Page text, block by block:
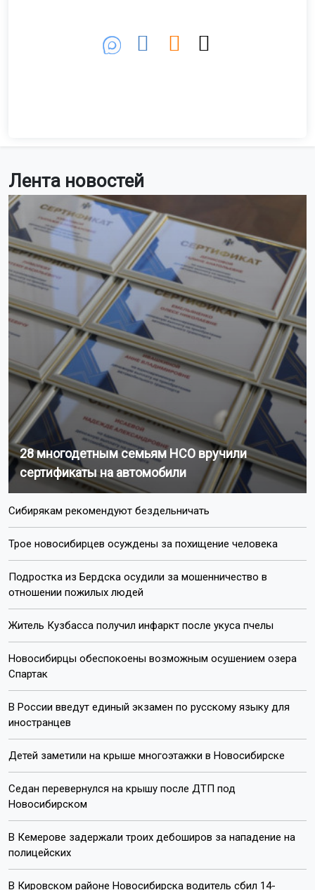
Лента новостей
28 многодетным семьям НСО вручили
сертификаты на автомобили
Сибирякам рекомендуют бездельничать
Трое новосибирцев осуждены за похищение человека
Подростка из Бердска осудили за мошенничество в
отношении пожилых людей
Житель Кузбасса получил инфаркт после укуса пчелы
Новосибирцы обеспокоены возможным осушением озера
Спартак
В России введут единый экзамен по русскому языку для
иностранцев
Детей заметили на крыше многоэтажки в Новосибирске
Седан перевернулся на крышу после ДТП под
Новосибирском
В Кемерове задержали троих дебоширов за нападение на
полицейских
В Кировском районе Новосибирска водитель сбил 14-